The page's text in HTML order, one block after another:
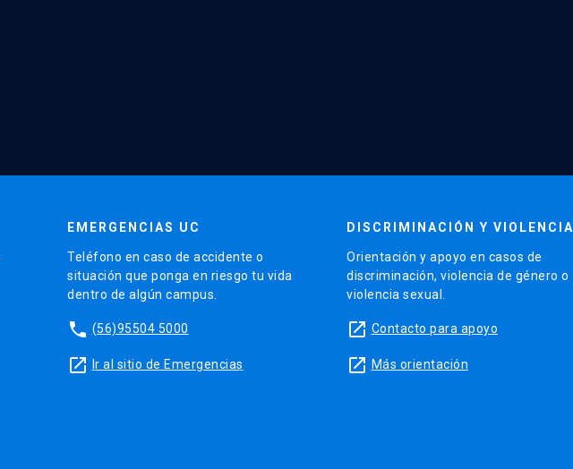
EMERGENCIAS UC
Teléfono en caso de accidente o
situación que ponga en riesgo tu vida
dentro de algún campus.
phone (56)95504 5000
launch Ir al sitio de Emergencias
DISCRIMINACIÓN Y VIOLENCIA
Orientación y apoyo en casos de
discriminación, violencia de género o
violencia sexual.
launch Contacto para apoyo
launch Más orientación